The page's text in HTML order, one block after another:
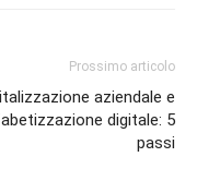
Prossimo articolo
aziendale e
digitale: 5
passi